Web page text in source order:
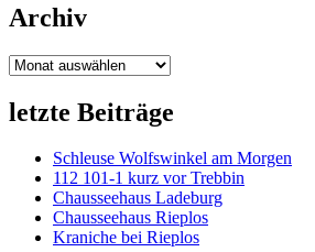
Archiv
Archiv
letzte Beiträge
Schleuse Wolfswinkel am Morgen
112 101-1 kurz vor Trebbin
Chausseehaus Ladeburg
Chausseehaus Rieplos
Kraniche bei Rieplos